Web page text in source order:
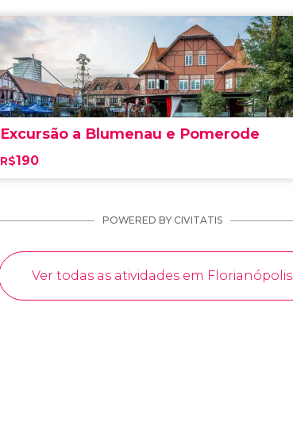
Excursão a Blumenau e Pomerode
R$190
POWERED BY CIVITATIS
Ver todas as atividades em Florianópolis